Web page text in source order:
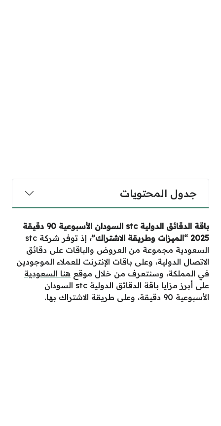
جدول المحتويات
باقة الدقائق الدوليةstc
السودان الأسبوعية 90 دقيقة
2025 “الميزات وطريقة الاشتراك”
،
إذ توفر شركة stc
السعودية مجموعة من العروض والباقات على دقائق
الاتصال الدولية، وعلى باقات الإنترنت للعملاء الموجودين
في المملكة، وسنتعرف من خلال موقع هنا السعودية
على أبرز مزايا باقة الدقائق الدولية stc السودان
الأسبوعية 90 دقيقة، وعلى طريقة الاشتراك بها.